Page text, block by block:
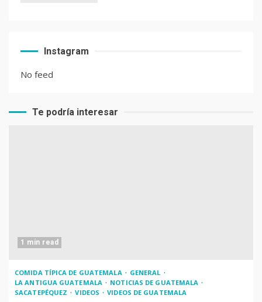
Instagram
No feed
Te podría interesar
1 min read
COMIDA TÍPICA DE GUATEMALA
GENERAL
LA ANTIGUA GUATEMALA
NOTICIAS DE GUATEMALA
SACATEPÉQUEZ
VIDEOS VIDEOS DE GUATEMALA